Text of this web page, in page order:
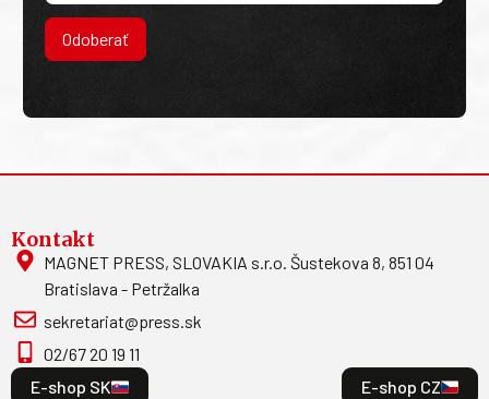
Odoberať
Kontakt
MAGNET PRESS, SLOVAKIA s.r.o. Šustekova 8, 851 04
Bratislava - Petržalka
sekretariat@press.sk
02/67 20 19 11
E-shop SK
E-shop CZ